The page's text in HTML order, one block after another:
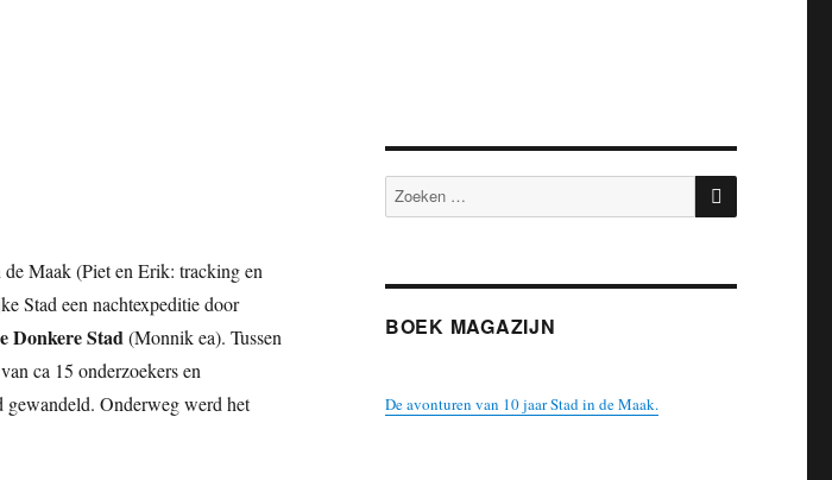
Maak (Piet en Erik: tracking en
Stad een nachtexpeditie door
Donkere Stad(Monnik ea). Tussen
ca 15 onderzoekers en
gewandeld. Onderweg werd het
Zoeken
naar:
ZOEKEN
BOEK MAGAZIJN
De avonturen van 10 jaar Stad in de Maak.